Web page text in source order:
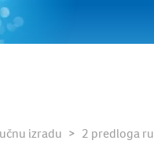
izradu 2 predloga